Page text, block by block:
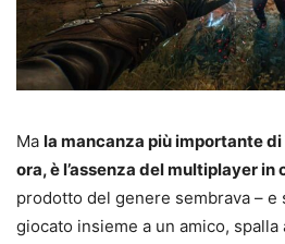
Ma la mancanza più importante
ora, è l’assenza del multiplayer in
prodotto del genere sembrava – e
giocato insieme a un amico, spalla